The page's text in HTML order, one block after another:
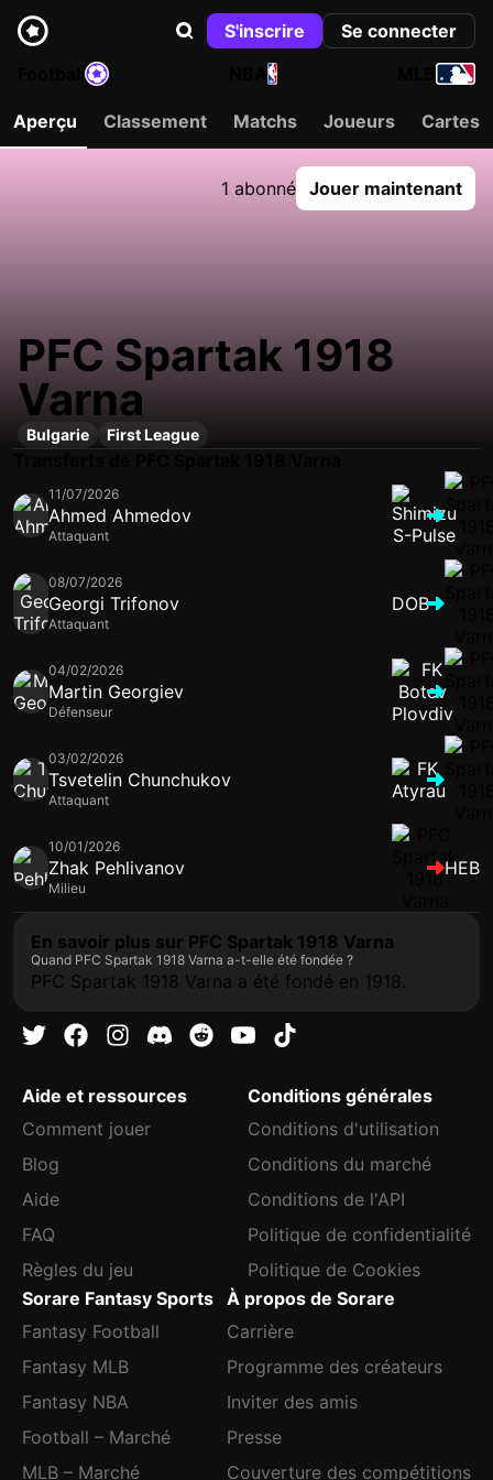
S'inscrire
Se connecter
NBA
Aperçu Classement Matchs Joueurs Cartes
1 abonné Jouer maintenant
PFC Spartak 1918
Varna
Bulgarie First League
11/07/2026
Ahmed Ahmedov
Attaquant
08/07/2026
Georgi Trifonov
Attaquant
DOB
04/02/2026
Martin Georgiev
Défenseur
03/02/2026
Tsvetelin Chunchukov
Attaquant
10/01/2026
Zhak Pehlivanov
Milieu
HEB
En savoir plus sur PFC Spartak 1918 Varna
Quand PFC Spartak 1918 Varna a-t-elle été fondée ?
PFC Spartak 1918 Varna a été fondé en 1918.
Aide et ressources
Comment jouer
Blog
Aide
FAQ
Règles du jeu
Conditions générales
Conditions d'utilisation
Conditions du marché
Conditions de l'API
Politique de confidentialité
Politique de Cookies
Sorare Fantasy Sports
Fantasy Football
Fantasy MLB
Fantasy NBA
Football – Marché
MLB – Marché
À propos de Sorare
Carrière
Programme des créateurs
Inviter des amis
Presse
Couverture des compétitions